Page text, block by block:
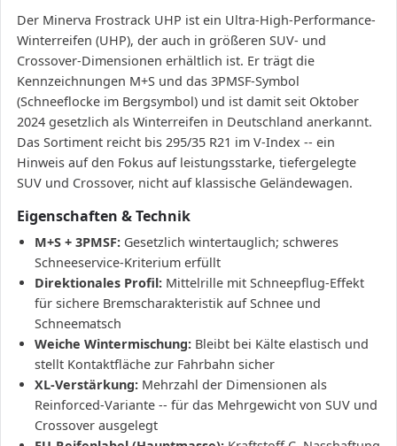
Der Minerva Frostrack UHP ist ein Ultra-High-Performance-
Winterreifen (UHP), der auch in größeren SUV- und
Crossover-Dimensionen erhältlich ist. Er trägt die
Kennzeichnungen M+S und das 3PMSF-Symbol
(Schneeflocke im Bergsymbol) und ist damit seit Oktober
2024 gesetzlich als Winterreifen in Deutschland anerkannt.
Das Sortiment reicht bis 295/35 R21 im V-Index -- ein
Hinweis auf den Fokus auf leistungsstarke, tiefergelegte
SUV und Crossover, nicht auf klassische Geländewagen.
Eigenschaften & Technik
M+S + 3PMSF: Gesetzlich wintertauglich; schweres
Schneeservice-Kriterium erfüllt
Direktionales Profil: Mittelrille mit Schneepflug-Effekt
für sichere Bremscharakteristik auf Schnee und
Schneematsch
Weiche Wintermischung: Bleibt bei Kälte elastisch und
stellt Kontaktfläche zur Fahrbahn sicher
XL-Verstärkung: Mehrzahl der Dimensionen als
Reinforced-Variante -- für das Mehrgewicht von SUV und
Crossover ausgelegt